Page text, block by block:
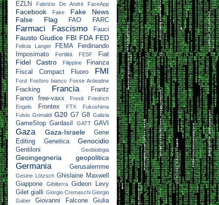
EZLN
Fabrizio De André FaceApp
Facebook Fake
Fake News
False Flag
FAO FARC
Farmaci Fascismo Fauci
Fausto Giudice FBI FDA FED
Felicia Langer FEMA
Ferdinando
Imposimato
Fertilità FESF Fiat
Fidel Castro Filippine
Finanza
Fiscal Compact
Fluoro FMI
Ford Fosforo bianco Fosse Ardeatine
Fracking Francia
Frantz
Fanon
free-vaxx Frexit
Friedrich
Engels
Frontex FTX
Fukushima
Fulvio Grimaldi G20 G7 G8 Galizia
GameStop Gardasil GATT GAVI
Gaza Gaza-Israele
Gene
Editing
Genetica Genocidio
Gentiloni Geobiologia
Geoingegneria geopolitica
Germania Gerusalemme
Gesine Lötzsch Ghislaine Maxwell
Giappone
Gibilterra Gideon Levy
Gilet gialli Giorgio Cremaschi Giorgio
Gaber
Giovanni Falcone
Giulia